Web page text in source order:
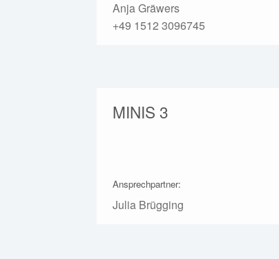
Anja Gräwers
+49 1512 3096745
MINIS 3
Ansprechpartner:
Julia Brügging